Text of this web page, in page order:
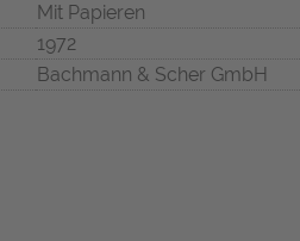
Mit Papieren
1972
Bachmann & Scher GmbH